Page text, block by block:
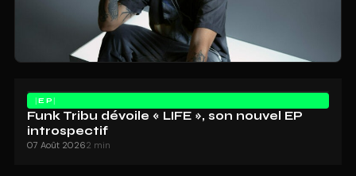
EP
Funk Tribu dévoile « LIFE », son nouvel EP
introspectif
07 Août 20262 min